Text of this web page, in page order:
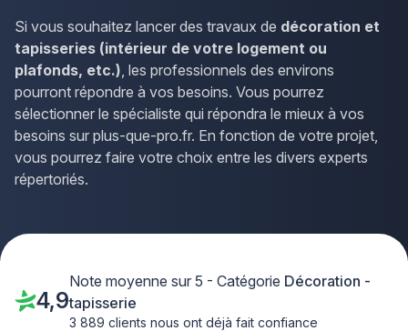
Si vous souhaitez lancer des travaux de décoration et
tapisseries (intérieur de votre logement ou
plafonds, etc.), les professionnels des environs
pourront répondre à vos besoins. Vous pourrez
sélectionner le spécialiste qui répondra le mieux à vos
besoins sur plus-que-pro.fr. En fonction de votre projet,
vous pourrez faire votre choix entre les divers experts
répertoriés.
4,9
Note moyenne sur 5 - Catégorie Décoration -
tapisserie
3 889 clients nous ont déjà fait confiance